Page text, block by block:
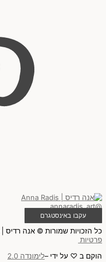
@annaradis_art
עקבו באינסטגרם
כל הזכויות שמורות © אנה רדיס |
פרטיות
הוקם ב ♡ על ידי –לימונדה 2.0